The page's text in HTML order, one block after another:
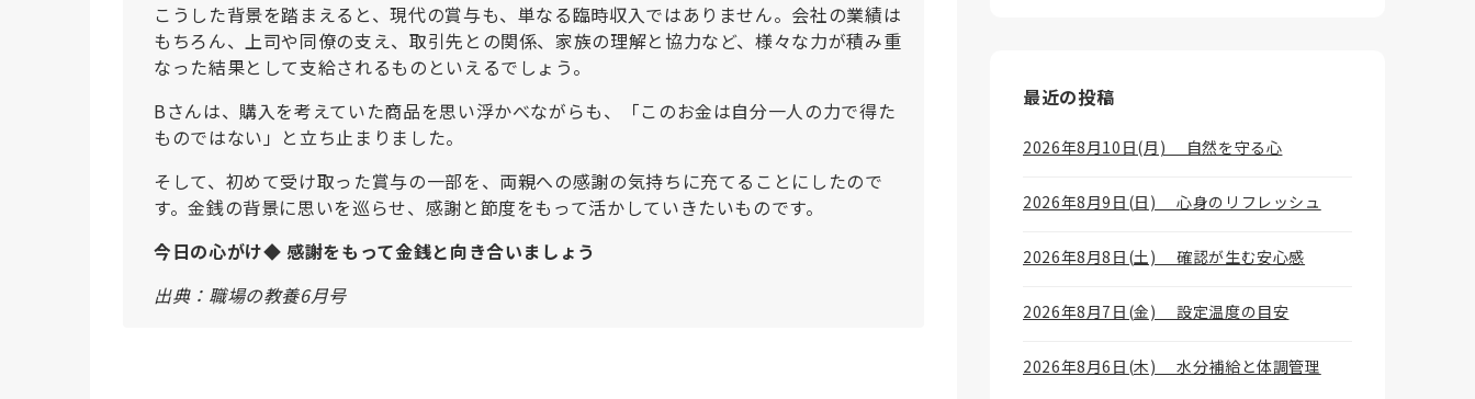
こうした背景を踏まえると、現代の賞与も、単なる臨時収入ではありません。会社の業績は
もちろん、上司や同僚の支え、取引先との関係、家族の理解と協力など、様々な力が積み重
なった結果として支給されるものといえるでしょう。
Bさんは、購入を考えていた商品を思い浮かべながらも、「このお金は自分一人の力で得た
ものではない」と立ち止まりました。
そして、初めて受け取った賞与の一部を、両親への感謝の気持ちに充てることにしたので
す。金銭の背景に思いを巡らせ、感謝と節度をもって活かしていきたいものです。
今日の心がけ◆ 感謝をもって金銭と向き合いましょう
出典：職場の教養6月号
最近の投稿
2026年8月10日(月) 自然を守る心
2026年8月9日(日) 心身のリフレッシュ
2026年8月8日(土) 確認が生む安心感
2026年8月7日(金) 設定温度の目安
2026年8月6日(木) 水分補給と体調管理